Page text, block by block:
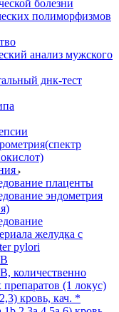
болезни
полиморфизмов
анализ мужского
днк-тест
плаценты
эндометрия
желудка с
pylori
количественно
(1 локус)
кровь, кач. *